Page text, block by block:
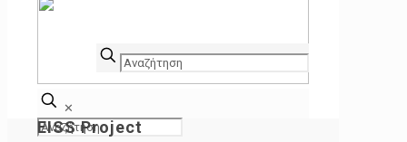
✕
EISS Project